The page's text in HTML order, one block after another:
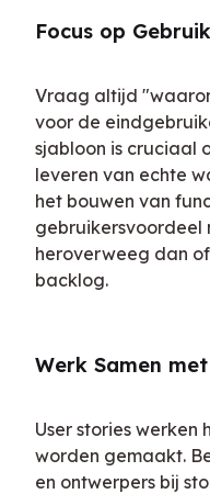
Focus op
Vraag altijd
voor de
sjabloon is cruciaal
leveren van echte
het bouwen van
gebruikersvoordeel
heroverweeg dan
backlog.
Werk Samen
User stories werken
worden gemaakt.
en ontwerpers bij